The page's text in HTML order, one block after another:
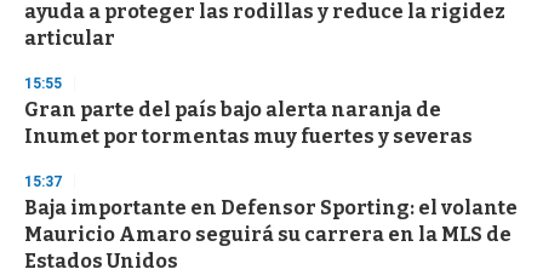
ayuda a proteger las rodillas y reduce la rigidez
articular
15:55
Gran parte del país bajo alerta naranja de
Inumet por tormentas muy fuertes y severas
15:37
Baja importante en Defensor Sporting: el volante
Mauricio Amaro seguirá su carrera en la MLS de
Estados Unidos